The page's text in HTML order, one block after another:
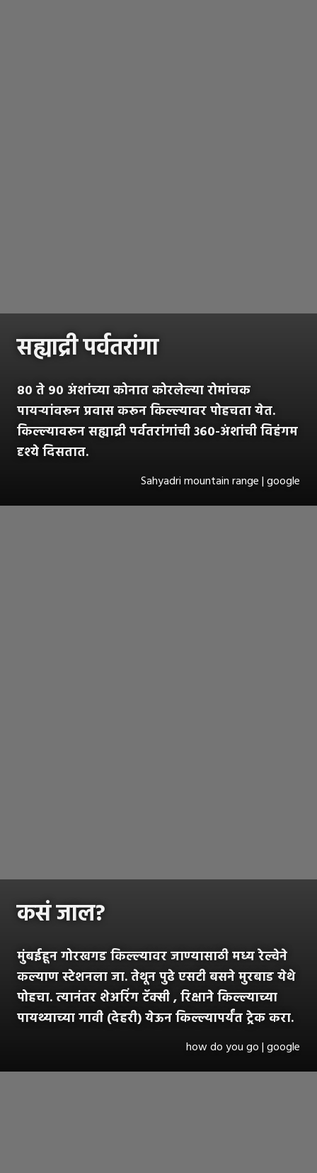
सह्याद्री पर्वतरांगा
८० ते ९० अंशांच्या कोनात कोरलेल्या रोमांचक
पायऱ्यांवरून प्रवास करून किल्ल्यावर पोहचता येत.
किल्ल्यावरून सह्याद्री पर्वतरांगांची ३६०-अंशांची विहंगम
दृश्ये दिसतात.
Sahyadri mountain range | google
कसं जाल?
मुंबईहून गोरखगड किल्ल्यावर जाण्यासाठी मध्य रेल्वेने
कल्याण स्टेशनला जा. तेथून पुढे एसटी बसने मुरबाड येथे
पोहचा. त्यानंतर शेअरिंग टॅक्सी , रिक्षाने किल्ल्याच्या
पायथ्याच्या गावी (देहरी) येऊन किल्ल्यापर्यंत ट्रेक करा.
how do you go | google